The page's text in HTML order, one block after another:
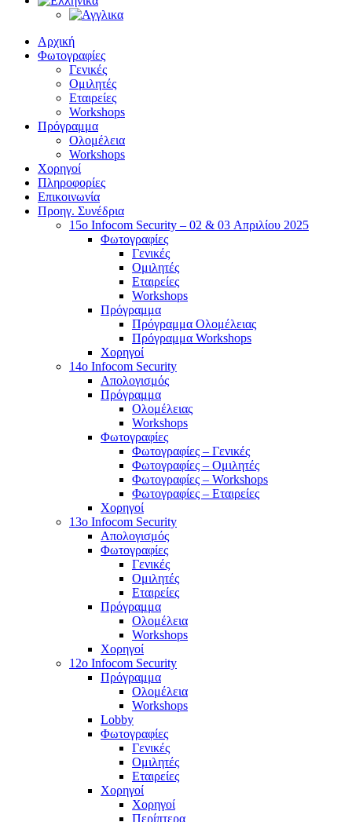
Αρχική
Φωτογραφίες
Γενικές
Ομιλητές
Εταιρείες
Workshops
Πρόγραμμα
Ολομέλεια
Workshops
Χορηγοί
Πληροφορίες
Επικοινωνία
Προηγ. Συνέδρια
15o Infocom Security – 02 & 03 Απριλίου 2025
Φωτογραφίες
Γενικές
Ομιλητές
Εταιρείες
Workshops
Πρόγραμμα
Πρόγραμμα Ολομέλειας
Πρόγραμμα Workshops
Χορηγοί
14o Infocom Security
Απολογισμός
Πρόγραμμα
Ολομέλειας
Workshops
Φωτογραφίες
Φωτογραφίες – Γενικές
Φωτογραφίες – Ομιλητές
Φωτογραφίες – Workshops
Φωτογραφίες – Εταιρείες
Χορηγοί
13o Infocom Security
Απολογισμός
Φωτογραφίες
Γενικές
Ομιλητές
Εταιρείες
Πρόγραμμα
Ολομέλεια
Workshops
Χορηγοί
12o Infocom Security
Πρόγραμμα
Ολομέλεια
Workshops
Lobby
Φωτογραφίες
Γενικές
Ομιλητές
Εταιρείες
Χορηγοί
Χορηγοί
Περίπτερα